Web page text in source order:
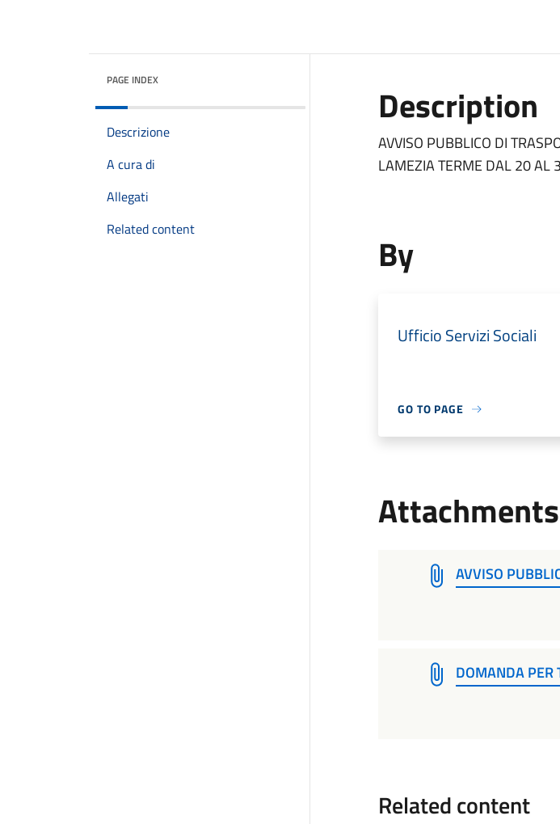
PAGE INDEX
Descrizione
A cura di
Allegati
Related content
Description
AVVISO PUBBLICO DI
LAMEZIA TERME DAL 20 AL
By
Ufficio Servizi Sociali
GO TO PAGE
Attachments
AVVISO
DOMANDA PER
Related content